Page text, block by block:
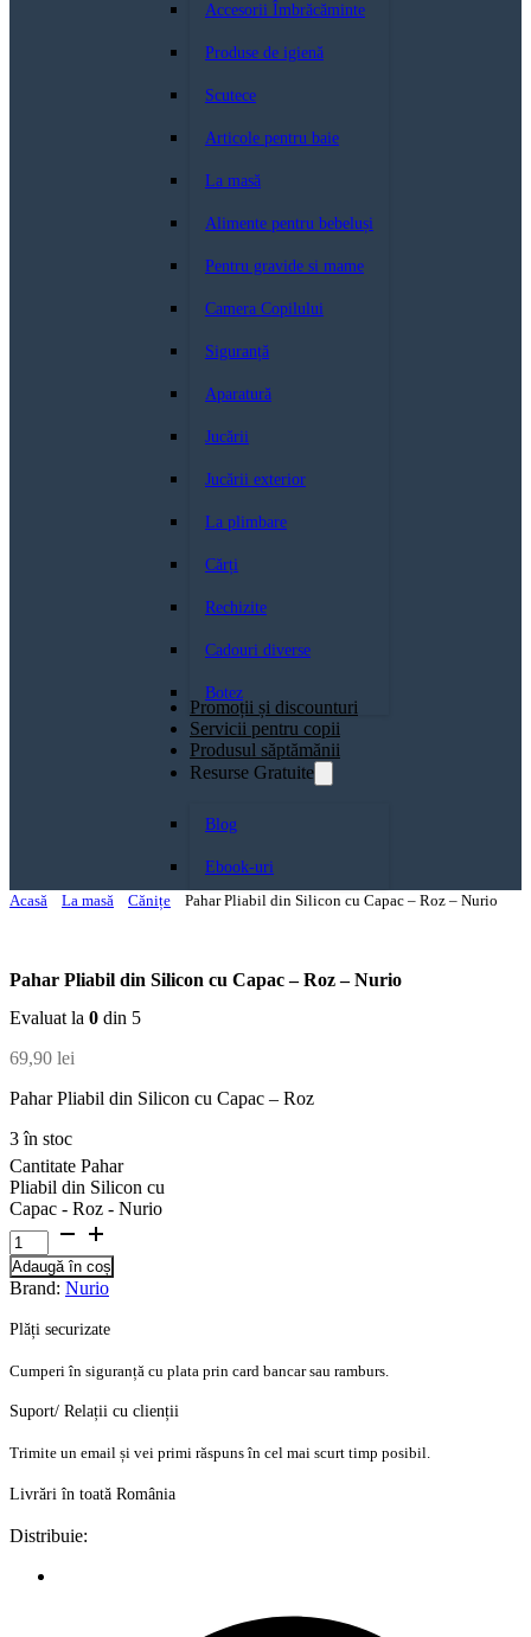
Accesorii Îmbrăcăminte
Produse de igienă
Scutece
Articole pentru baie
La masă
Alimente pentru bebeluși
Pentru gravide si mame
Camera Copilului
Siguranță
Aparatură
Jucării
Jucării exterior
La plimbare
Cărți
Rechizite
Cadouri diverse
Botez
Promoții și discounturi
Servicii pentru copii
Produsul săptămănii
Resurse Gratuite
Blog
Ebook-uri
Acasă
La masă Cănițe Pahar Pliabil din Silicon cu Capac – Roz – Nurio
Pahar Pliabil din Silicon cu Capac – Roz – Nurio
Evaluat la 0 din 5
69,90 lei
Pahar Pliabil din Silicon cu Capac – Roz
3 în stoc
Cantitate Pahar
Pliabil din Silicon cu
Capac - Roz - Nurio
Adaugă în coș
Brand: Nurio
Plăți securizate
Cumperi în siguranță cu plata prin card bancar sau ramburs.
Suport/ Relații cu clienții
Trimite un email și vei primi răspuns în cel mai scurt timp posibil.
Livrări în toată România
Distribuie: